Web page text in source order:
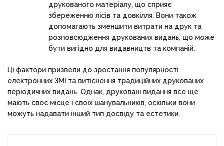
друкованого матеріалу, що сприяє
збереженню лісів та довкілля. Вони також
допомагають зменшити витрати на друк та
розповсюдження друкованих видань, що може
бути вигідно для видавництв та компаній.
Ці фактори призвели до зростання популярності
електронних ЗМІ та витіснення традиційних друкованих
періодичних видань. Однак, друковані видання все ще
мають своє місце і своїх шанувальників, оскільки вони
можуть надавати інший тип досвіду та естетики.